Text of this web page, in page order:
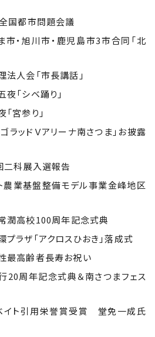
国都市問題会議
・旭川市・鹿児島市3市合同「北
人会「市長講話」
「シベ踊り」
宮参り」
ッドＶアリーナ南さつま」お披露
科展入選報告
業基盤整備モデル事業金峰地区
高校100周年記念式典
ラザ「アクロスひおき」落成式
高齢者長寿お祝い
周年記念式典＆南さつまフェス
イト引用栄誉賞受賞 堂免一成氏